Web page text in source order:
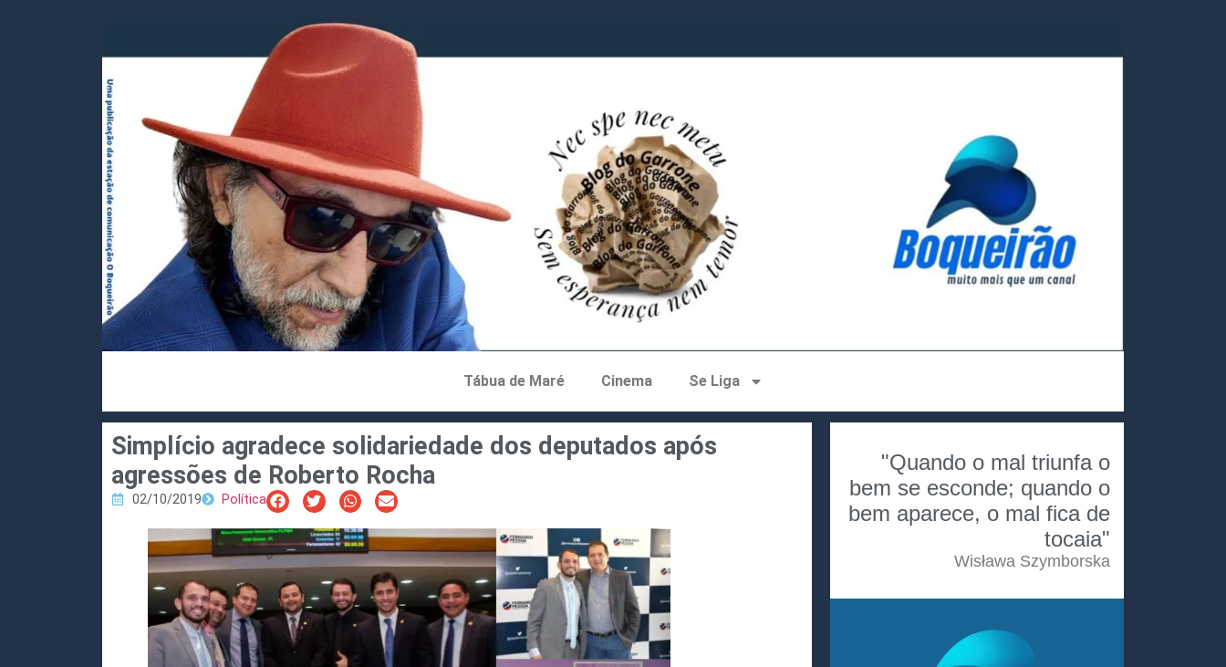
Tábua de Maré Cinema Se Liga
Simplício agradece solidariedade dos deputados após
agressões de Roberto Rocha
02/10/2019 Política
"Quando o mal triunfa o
bem se esconde; quando o
bem aparece, o mal fica de
tocaia"
Wisława Szymborska